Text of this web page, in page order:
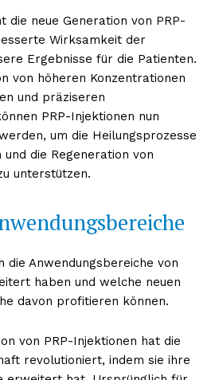
die neue Generation von PRP-
Wirksamkeit der
Ergebnisse für die Patienten.
von höheren Konzentrationen
und präziseren
PRP-Injektionen nun
um die Heilungsprozesse
die Regeneration von
unterstützen.
die Anwendungsbereiche von
haben und welche neuen
davon profitieren können.
von PRP-Injektionen hat die
revolutioniert, indem sie ihre